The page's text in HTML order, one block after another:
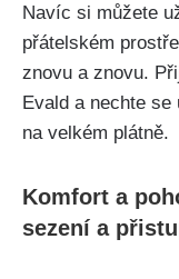
Navíc si můžete
přátelském
znovu a znovu.
Evald a nechte se
na velkém plátně.
Komfort a
sezení a